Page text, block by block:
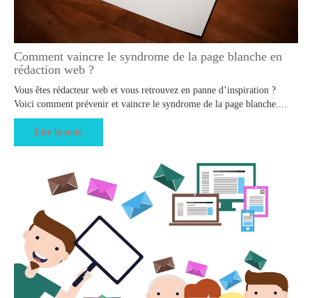
Comment vaincre le syndrome de la page blanche en
rédaction web ?
Vous êtes rédacteur web et vous retrouvez en panne d’inspiration ?
Voici comment prévenir et vaincre le syndrome de la page blanche....
Lire la suite